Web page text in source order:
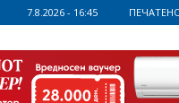
7.8.2026 - 16:45